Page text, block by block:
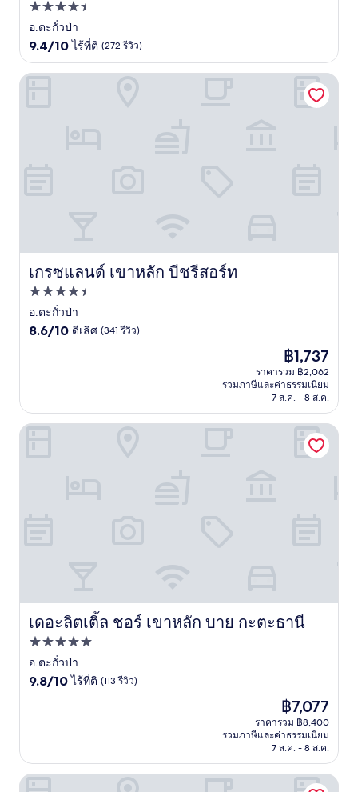
ที่พัก
4.5
ดาว
อ.ตะกั่วป่า
9.4
จาก
10,
9.4/10 ไร้ที่ติ (272 รีวิว)
เกรซแลนด์ เขาหลัก บีชรีสอร์ท
เกรซแลนด์ เขาหลัก บีชรีสอร์ท
ที่พัก
4.5
ดาว
อ.ตะกั่วป่า
8.6
รีวิว)
8.6/10 ดีเลิศ (341 รีวิว)
ราคา
ปัจจุบัน
คือ
฿1,737
฿1,737
ราคารวม ฿2,062
รวมภาษีและค่าธรรมเนียม
7 ส.ค. - 8 ส.ค.
เกรซแลนด์ เขาหลัก บีชรีสอร์ท
เดอะลิตเติ้ล ชอร์ เขาหลัก บาย กะตะธานี
เดอะลิตเติ้ล ชอร์ เขาหลัก บาย กะตะธานี
ที่พัก
5.0
ดาว
อ.ตะกั่วป่า
9.8
(113
รีวิว)
9.8/10 ไร้ที่ติ (113 รีวิว)
ราคา
ปัจจุบัน
คือ
฿7,077
฿7,077
ราคารวม ฿8,400
รวมภาษีและค่าธรรมเนียม
7 ส.ค. - 8 ส.ค.
เดอะลิตเติ้ล ชอร์ เขาหลัก บาย กะตะธานี
เดอะ วอเตอร์ เขาหลัก บาย กะตะธานี